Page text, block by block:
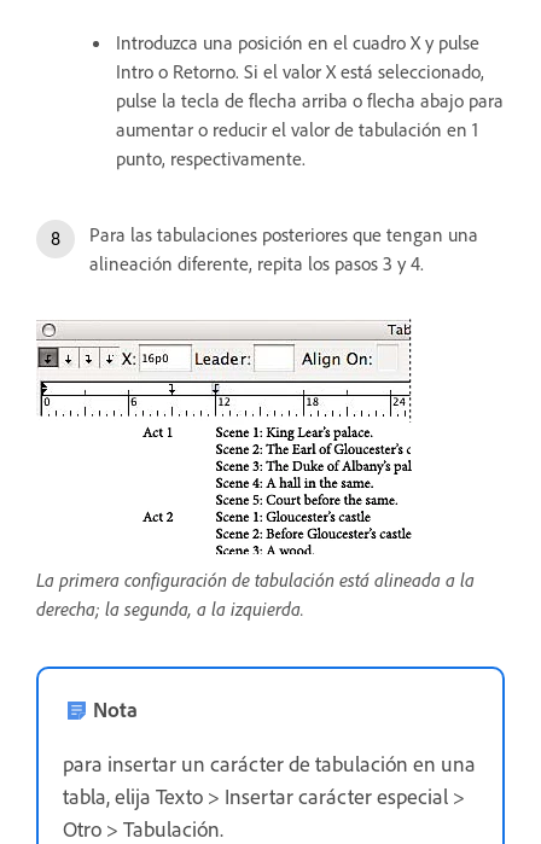
Introduzca una posición en el cuadro X y pulse
Intro o Retorno. Si el valor X está seleccionado,
pulse la tecla de flecha arriba o flecha abajo para
aumentar o reducir el valor de tabulación en 1
punto, respectivamente.
Para las tabulaciones posteriores que tengan una
alineación diferente, repita los pasos 3 y 4.
La primera configuración de tabulación está alineada a la
derecha; la segunda, a la izquierda.
Nota
para insertar un carácter de tabulación en una
tabla, elija Texto > Insertar carácter especial >
Otro > Tabulación.